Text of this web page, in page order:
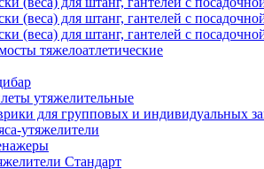
(веса) для штанг, гантелей с
(веса) для штанг, гантелей с
тяжелоатлетические
утяжелительные
для групповых и индивидуальных
утяжелители
Стандарт